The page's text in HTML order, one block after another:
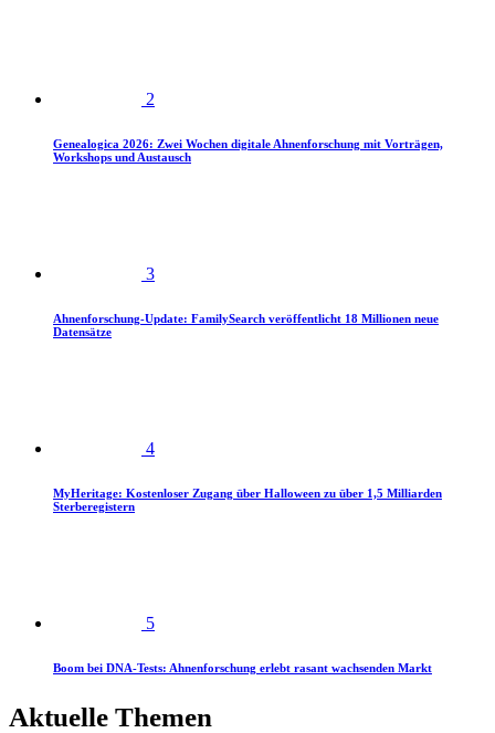
2
Genealogica 2026: Zwei Wochen digitale Ahnenforschung mit Vorträgen,
Workshops und Austausch
3
Ahnenforschung-Update: FamilySearch veröffentlicht 18 Millionen neue
Datensätze
4
MyHeritage: Kostenloser Zugang über Halloween zu über 1,5 Milliarden
Sterberegistern
5
Boom bei DNA-Tests: Ahnenforschung erlebt rasant wachsenden Markt
Aktuelle Themen